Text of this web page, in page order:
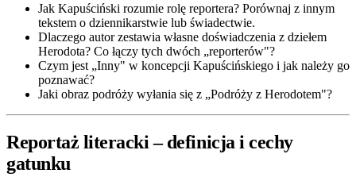
Jak Kapuściński rozumie rolę reportera? Porównaj z innym
tekstem o dziennikarstwie lub świadectwie.
Dlaczego autor zestawia własne doświadczenia z dziełem
Herodota? Co łączy tych dwóch „reporterów"?
Czym jest „Inny" w koncepcji Kapuścińskiego i jak należy go
poznawać?
Jaki obraz podróży wyłania się z „Podróży z Herodotem"?
Reportaż literacki – definicja i cechy
gatunku